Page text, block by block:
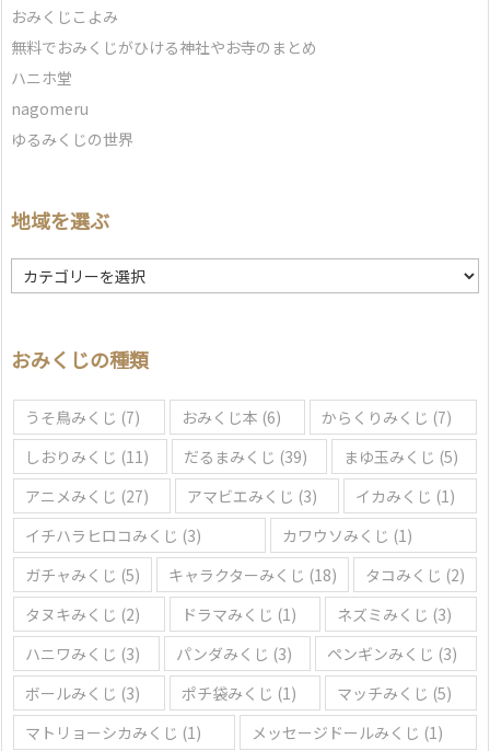
おみくじこよみ
無料でおみくじがひける神社やお寺のまとめ
ハニホ堂
nagomeru
ゆるみくじの世界
地域を選ぶ
地
域
ぶ
おみくじの種類
うそ鳥みくじ (7) おみくじ本 (6) からくりみくじ (7)
しおりみくじ (11) だるまみくじ (39) まゆ玉みくじ (5)
アニメみくじ (27) アマビエみくじ (3) イカみくじ (1)
イチハラヒロコみくじ (3) カワウソみくじ (1)
ガチャみくじ (5) キャラクターみくじ (18) タコみくじ (2)
タヌキみくじ (2) ドラマみくじ (1) ネズミみくじ (3)
ハニワみくじ (3) パンダみくじ (3) ペンギンみくじ (3)
ボールみくじ (3) ポチ袋みくじ (1) マッチみくじ (5)
マトリョーシカみくじ (1) メッセージドールみくじ (1)